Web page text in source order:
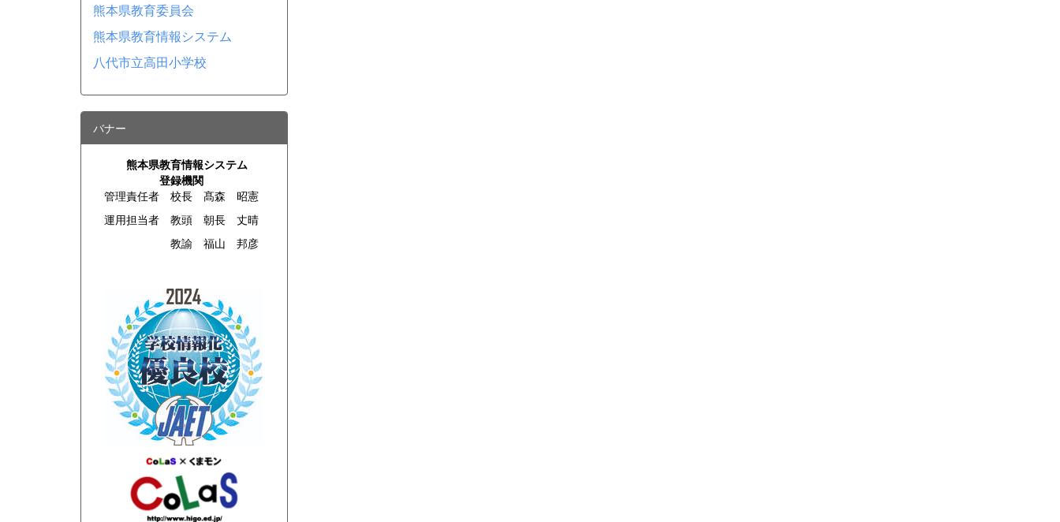
熊本県教育委員会
熊本県教育情報システム
八代市立高田小学校
バナー
熊本県教育情報システム
登録機関
管理責任者 校長 髙森 昭憲
運用担当者 教頭 朝長 丈晴
教諭 福山 邦彦